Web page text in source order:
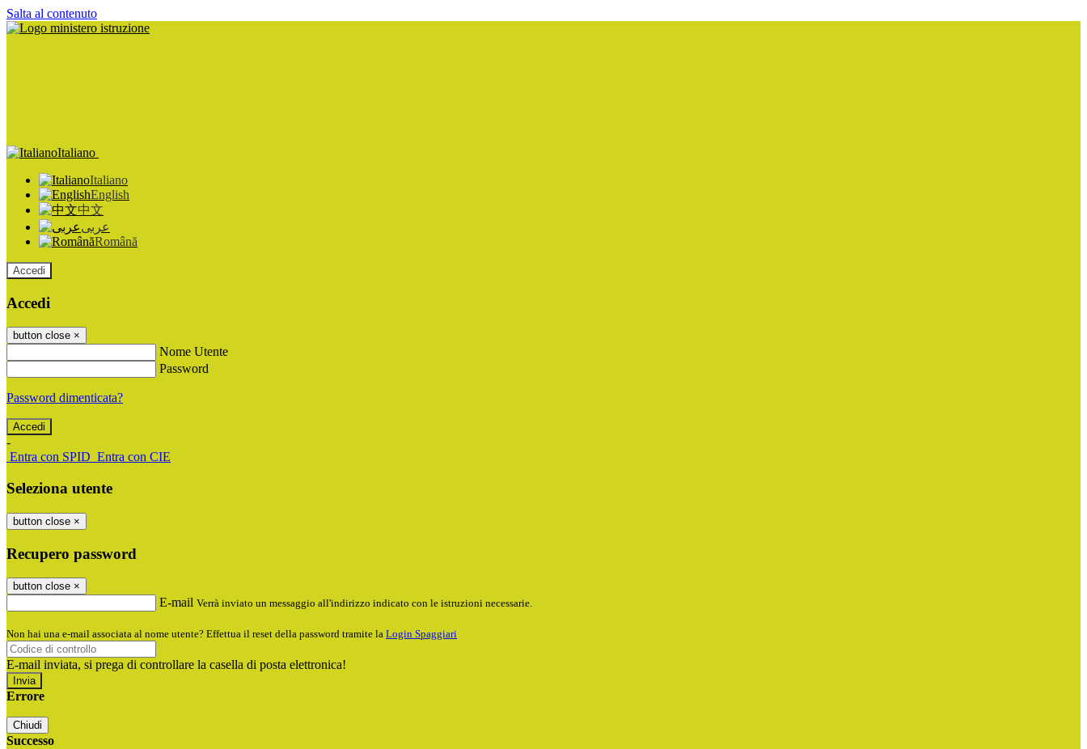
Salta al contenuto
Italiano
Italiano
English
中文
عربى
Română
Accedi
Accedi
button close ×
Nome Utente
Password
Password dimenticata?
-
Entra con SPID Entra con CIE
Seleziona utente
button close ×
Recupero password
button close ×
E-mail Verrà inviato un messaggio all'indirizzo indicato con le istruzioni necessarie.
Non hai una e-mail associata al nome utente? Effettua il reset della password tramite la Login Spaggiari
E-mail inviata, si prega di controllare la casella di posta elettronica!
Errore
Chiudi
Successo